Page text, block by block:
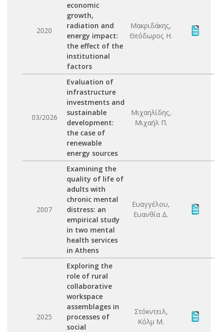
2020
economic
growth,
radiation and
energy impact:
the effect of the
institutional
factors
Μακριδάκης,
Θεόδωρος Η.
03/2026
Evaluation of
infrastructure
investments and
sustainable
development:
the case of
renewable
energy sources
Μιχαηλίδης,
Μιχαήλ Π.
2007
Examining the
quality of life of
adults with
chronic mental
distress: an
empirical study
in two mental
health services
in Athens
Ευαγγέλου,
Ευανθία Δ.
2025
Exploring the
role of rural
collaborative
workspace
assemblages in
processes of
social
Στόκντειλ,
Κόλμ Μ.